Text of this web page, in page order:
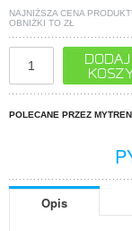
NAJNIŻSZA CENA
OBNIŻKI TO ZŁ
POLECANE PRZEZ
Opis